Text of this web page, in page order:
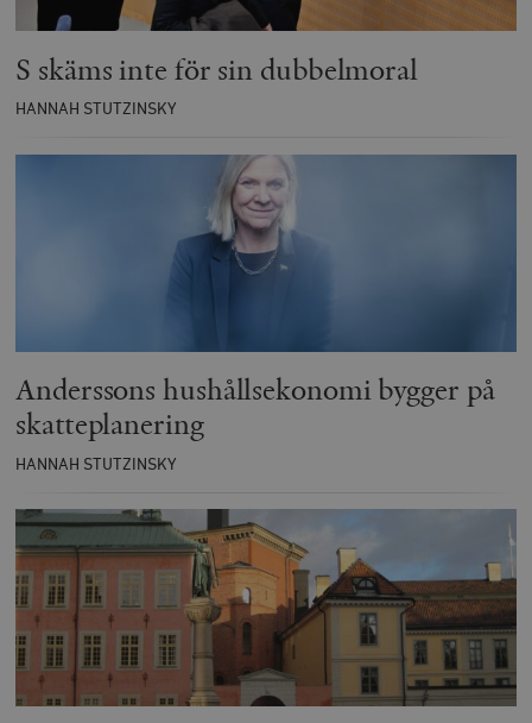
S skäms inte för sin dubbelmoral
HANNAH STUTZINSKY
Anderssons hushållsekonomi bygger på
skatteplanering
HANNAH STUTZINSKY